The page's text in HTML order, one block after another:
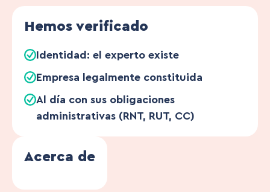
Hemos verificado
Identidad: el experto existe
Empresa legalmente constituida
Al día con sus obligaciones
administrativas (RNT, RUT, CC)
Acerca de